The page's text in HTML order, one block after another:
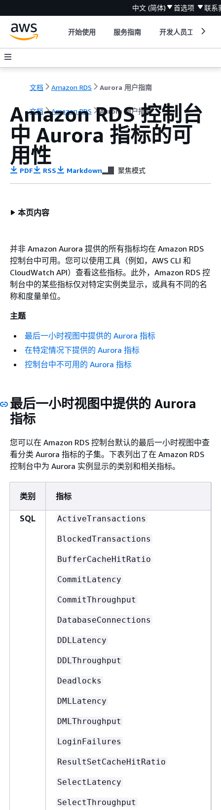
中文 (简体) 首选项 联系
开始使用 服务指南 开发人员工具
文档 Amazon RDS Aurora 用户指南
文档 Amazon RDS Aurora 用户指南
Amazon RDS 控制台
中 Aurora 指标的可
用性
PDF RSS Markdown 聚焦模式
本页内容
并非 Amazon Aurora 提供的所有指标均在 Amazon RDS
控制台中可用。您可以使用工具（例如，AWS CLI 和
CloudWatch API）查看这些指标。此外，Amazon RDS 控
制台中的某些指标仅对特定实例类显示，或具有不同的名
称和度量单位。
主题
最后一小时视图中提供的 Aurora 指标
在特定情况下提供的 Aurora 指标
控制台中不可用的 Aurora 指标
最后一小时视图中提供的 Aurora
指标
您可以在 Amazon RDS 控制台默认的最后一小时视图中查
看分类 Aurora 指标的子集。下表列出了在 Amazon RDS
控制台中为 Aurora 实例显示的类别和相关指标。
类别 指标
SQL ActiveTransactions
BlockedTransactions
BufferCacheHitRatio
CommitLatency
CommitThroughput
DatabaseConnections
DDLLatency
DDLThroughput
Deadlocks
DMLLatency
DMLThroughput
LoginFailures
ResultSetCacheHitRatio
SelectLatency
SelectThroughput